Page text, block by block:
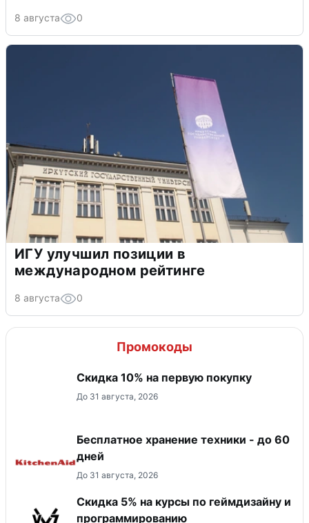
8 августа 0
ИГУ улучшил позиции в
международном рейтинге
8 августа 0
Промокоды
Скидка​ 10% на первую покупку
До 31 августа, 2026
Бесплатное хранение техники - до 60
дней
До 31 августа, 2026
Скидка 5% на курсы по геймдизайну и
программированию